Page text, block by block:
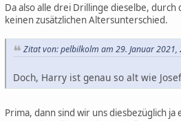
Da also alle drei Drillinge dieselbe,
keinen zusätzlichen Altersunterschied.
Zitat von: pelbilkolm am 29. Januar 2021,
Doch, Harry ist genau so alt wie
Prima, dann sind wir uns diesbezüglich